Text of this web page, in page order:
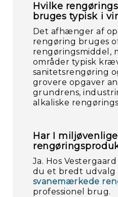
Hvilke
bruges typisk i
Det afhænger af
rengøring bruges
rengøringsmiddel,
områder typisk
sanitetsrengøring
grovere opgaver
grundrens,
alkaliske
Har I miljøvenlige
Ja. Hos
du et bredt udvalg
svanemærkede
professionel brug.